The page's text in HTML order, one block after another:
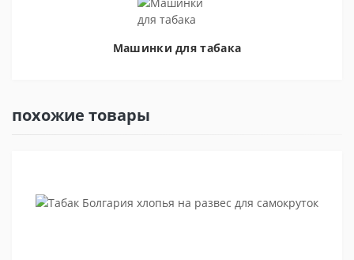
Машинки для табака
похожие товары